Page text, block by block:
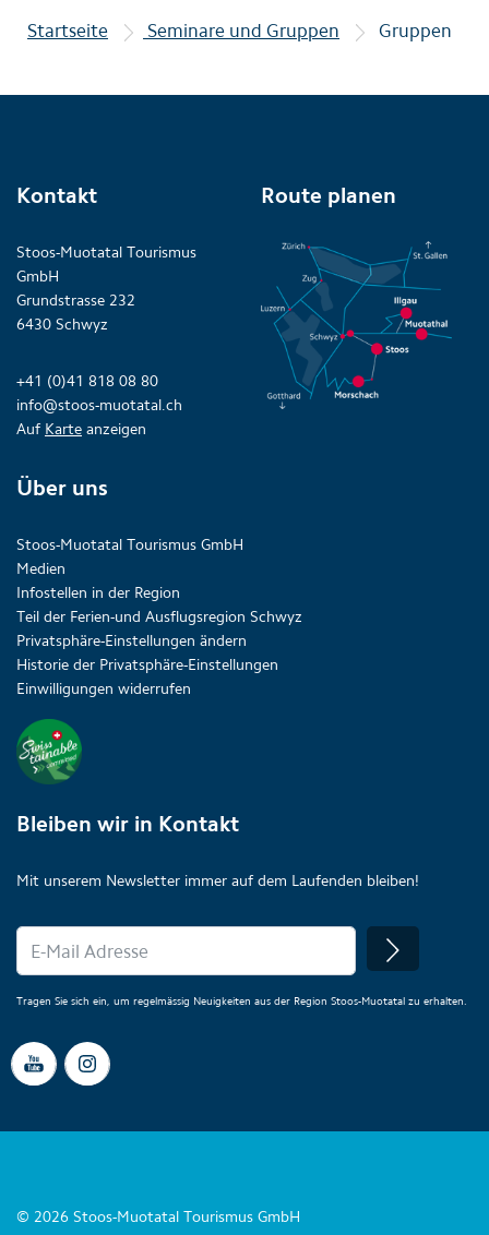
Startseite Seminare und Gruppen Gruppen
Kontakt
Stoos-Muotatal Tourismus
GmbH
Grundstrasse 232
6430 Schwyz
+41 (0)41 818 08 80
info@stoos-muotatal.ch
Auf Karte anzeigen
Route planen
Über uns
Stoos-Muotatal Tourismus GmbH
Medien
Infostellen in der Region
Teil der Ferien-und Ausflugsregion Schwyz
Privatsphäre-Einstellungen ändern
Historie der Privatsphäre-Einstellungen
Einwilligungen widerrufen
Bleiben wir in Kontakt
Mit unserem Newsletter immer auf dem Laufenden bleiben!
Tragen Sie sich ein, um regelmässig Neuigkeiten aus der Region Stoos-Muotatal zu erhalten.
© 2026 Stoos-Muotatal Tourismus GmbH